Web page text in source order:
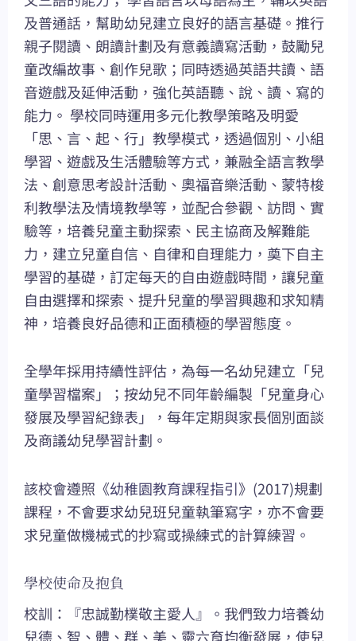
及普通話，幫助幼兒建立良好的語言基礎。推行
親子閱讀、朗讀計劃及有意義讀寫活動，鼓勵兒
童改編故事、創作兒歌；同時透過英語共讀、語
音遊戲及延伸活動，強化英語聽、說、讀、寫的
能力。 學校同時運用多元化教學策略及明愛
「思、言、起、行」教學模式，透過個別、小組
學習、遊戲及生活體驗等方式，兼融全語言教學
法、創意思考設計活動、奧福音樂活動、蒙特梭
利教學法及情境教學等，並配合參觀、訪問、實
驗等，培養兒童主動探索、民主協商及解難能
力，建立兒童自信、自律和自理能力，奠下自主
學習的基礎，訂定每天的自由遊戲時間，讓兒童
自由選擇和探索、提升兒童的學習興趣和求知精
神，培養良好品德和正面積極的學習態度。
全學年採用持續性評估，為每一名幼兒建立「兒
童學習檔案」；按幼兒不同年齡編製「兒童身心
發展及學習紀錄表」，每年定期與家長個別面談
及商議幼兒學習計劃。
該校會遵照《幼稚園教育課程指引》(2017)規劃
課程，不會要求幼兒班兒童執筆寫字，亦不會要
求兒童做機械式的抄寫或操練式的計算練習。
學校使命及抱負
校訓：『忠誠勤樸敬主愛人』。我們致力培養幼
兒德、智、體、群、美、靈六育均衡發展，使兒